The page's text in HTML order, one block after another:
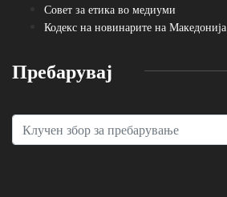
Совет за етика во медиуми
Кодекс на новинарите на Македонија
Пребарувај